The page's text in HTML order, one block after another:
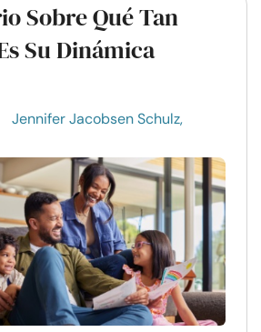
Sobre Qué Tan
Su Dinámica
Jennifer Jacobsen Schulz,